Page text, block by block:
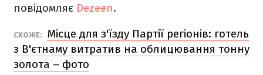
повідомляє Dezeen.
СХОЖЕ:
Місце для з'їзду Партії регіонів: готель
з В'єтнаму витратив на облицювання тонну
золота – фото